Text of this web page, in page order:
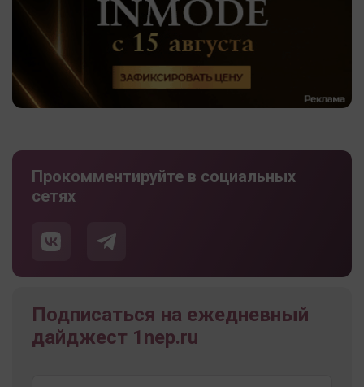
Прокомментируйте в социальных
сетях
Подписаться на ежедневный
дайджест 1nep.ru